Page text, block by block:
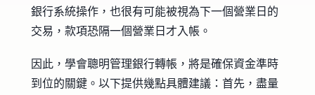
銀行系統操作，也很有可能被視為下一個營業日的
交易，款項恐隔一個營業日才入帳。
因此，學會聰明管理銀行轉帳，將是確保資金準時
到位的關鍵。以下提供幾點具體建議：首先，盡量